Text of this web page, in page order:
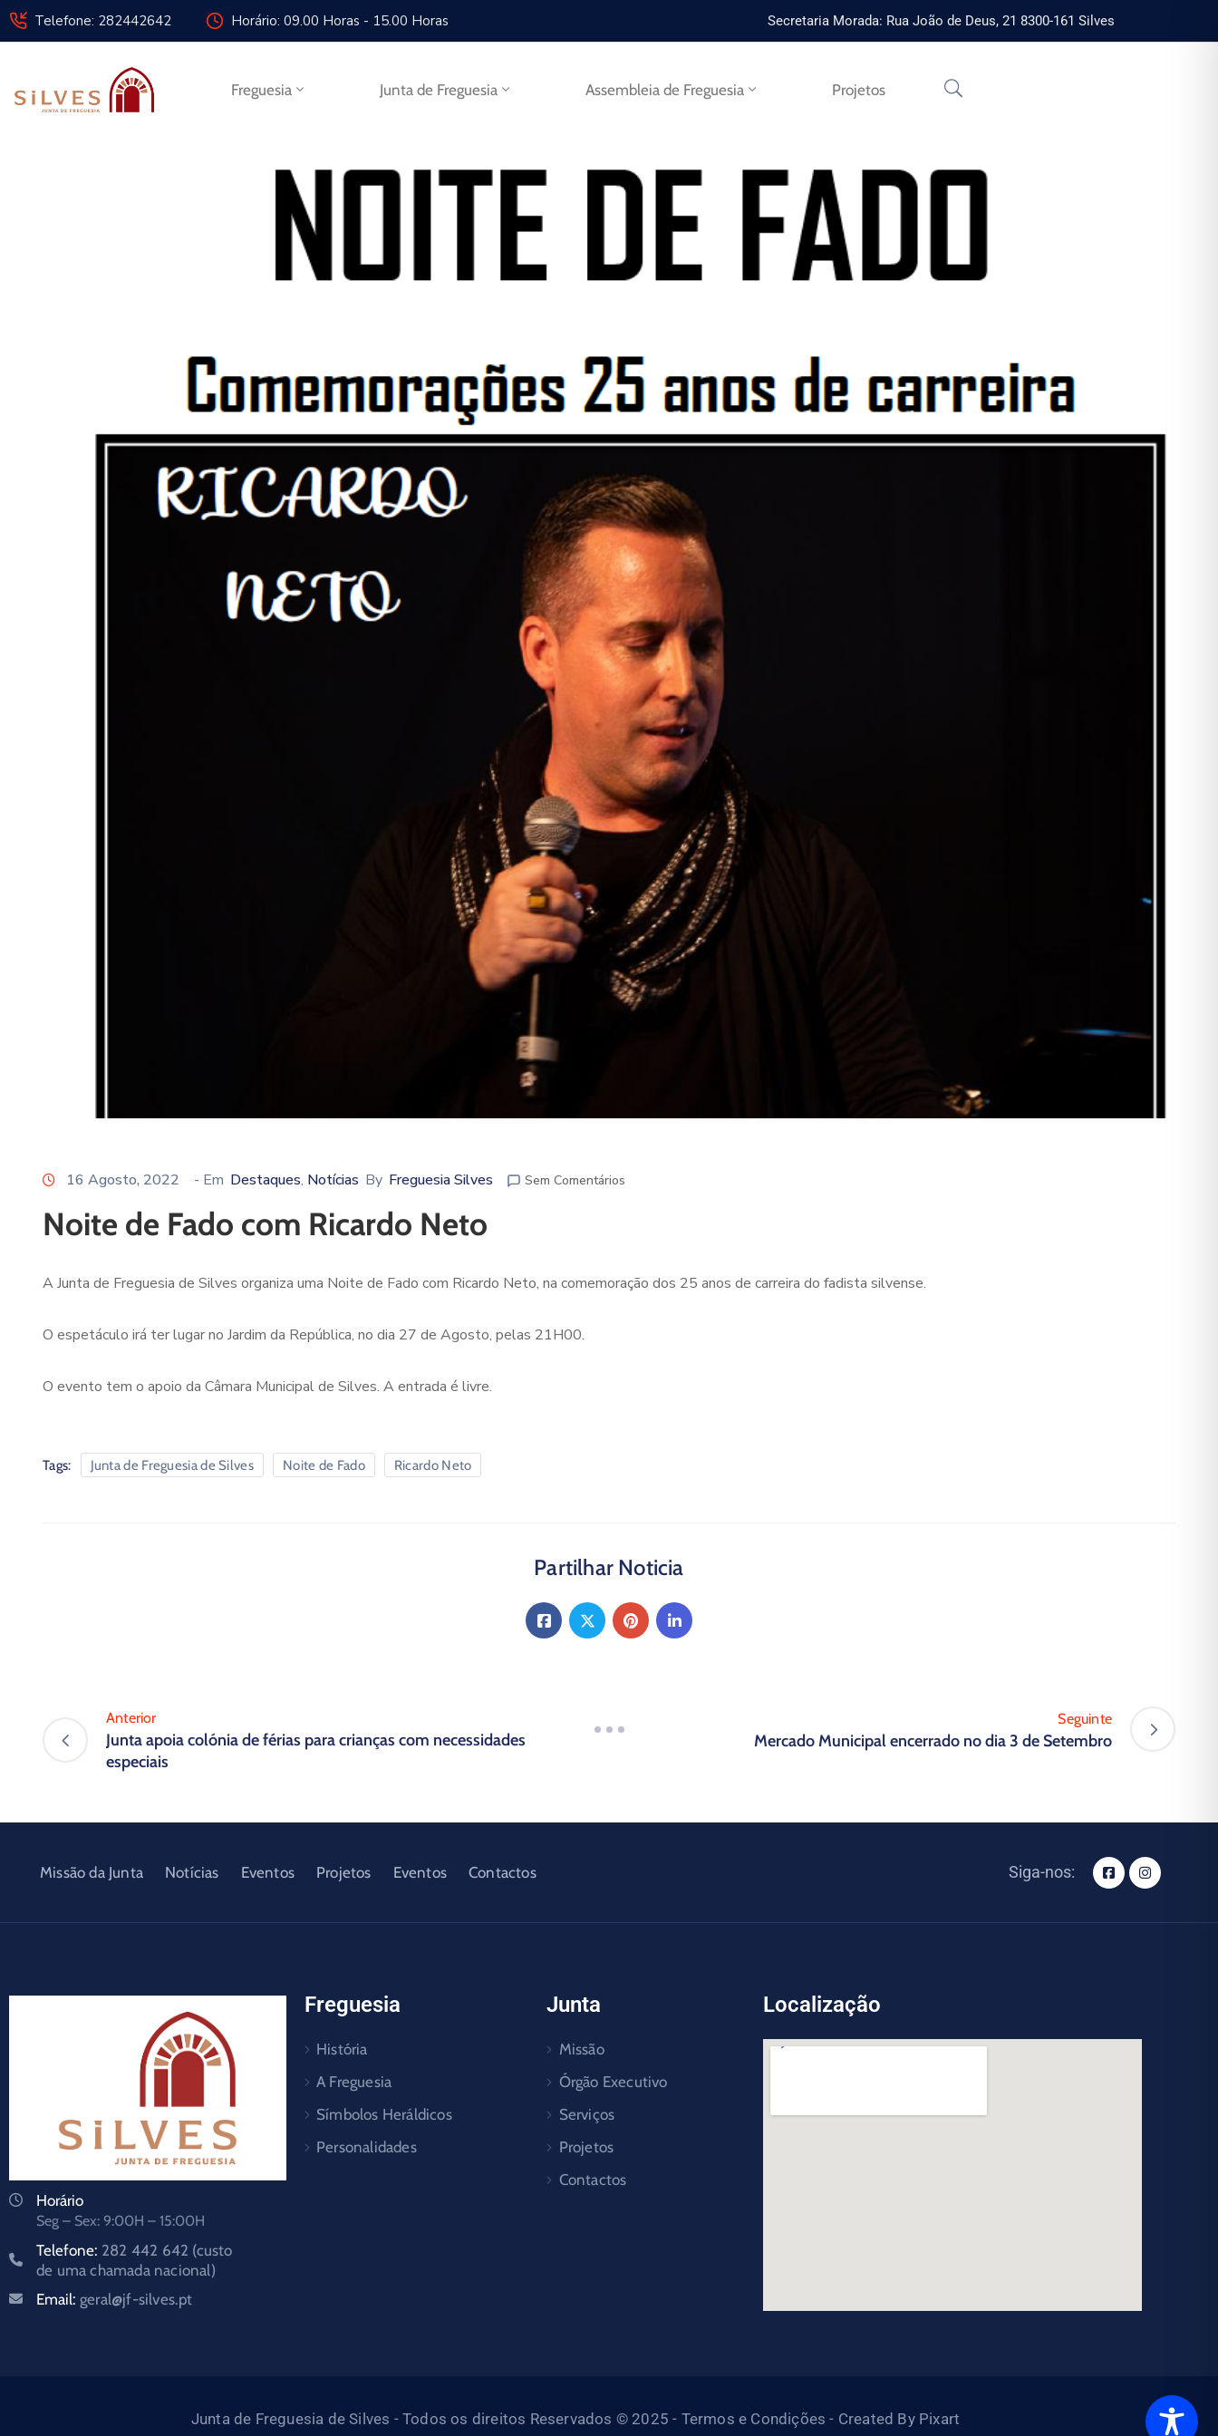
Telefone: 282442642 Horário: 09.00 Horas - 15.00 Horas Secretaria Morada: Rua João de Deus, 21 8300-161 Silves
Freguesia Junta de Freguesia Assembleia de Freguesia Projetos
16 Agosto, 2022 - Em Destaques‚ Notícias By Freguesia Silves Sem Comentários
Noite de Fado com Ricardo Neto
A Junta de Freguesia de Silves organiza uma Noite de Fado com Ricardo Neto, na comemoração dos 25 anos de carreira do fadista silvense.
O espetáculo irá ter lugar no Jardim da República, no dia 27 de Agosto, pelas 21H00.
O evento tem o apoio da Câmara Municipal de Silves. A entrada é livre.
Tags: Junta de Freguesia de Silves Noite de Fado Ricardo Neto
Partilhar Noticia
Anterior
Junta apoia colónia de férias para crianças com necessidades
especiais
Seguinte
Mercado Municipal encerrado no dia 3 de Setembro
Missão da Junta Notícias Eventos Projetos Eventos Contactos Siga-nos:
Horário
Seg – Sex: 9:00H – 15:00H
Telefone: 282 442 642 (custo
de uma chamada nacional)
Email: geral@jf-silves.pt
Freguesia
História
A Freguesia
Símbolos Heráldicos
Personalidades
Junta
Missão
Órgão Executivo
Serviços
Projetos
Contactos
Localização
Junta de Freguesia de Silves - Todos os direitos Reservados © 2025 - Termos e Condições - Created By Pixart